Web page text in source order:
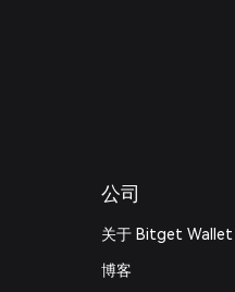
公司
关于 Bitget Wallet
博客